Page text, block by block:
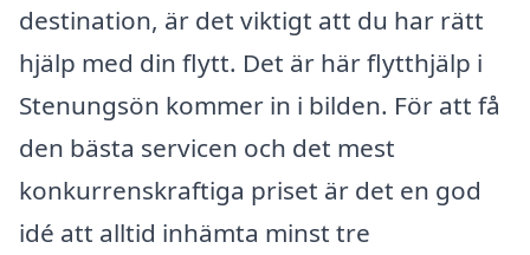
destination, är det viktigt att du har rätt
hjälp med din flytt. Det är här flytthjälp i
Stenungsön kommer in i bilden. För att få
den bästa servicen och det mest
konkurrenskraftiga priset är det en god
idé att alltid inhämta minst tre